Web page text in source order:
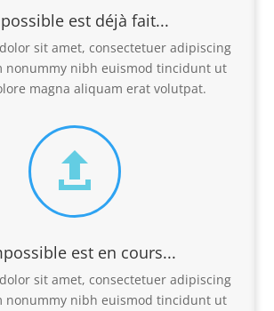
est déjà fait...
sit amet, consectetuer adipiscing
nonummy nibh euismod tincidunt ut
magna aliquam erat volutpat.

est en cours...
sit amet, consectetuer adipiscing
nonummy nibh euismod tincidunt ut